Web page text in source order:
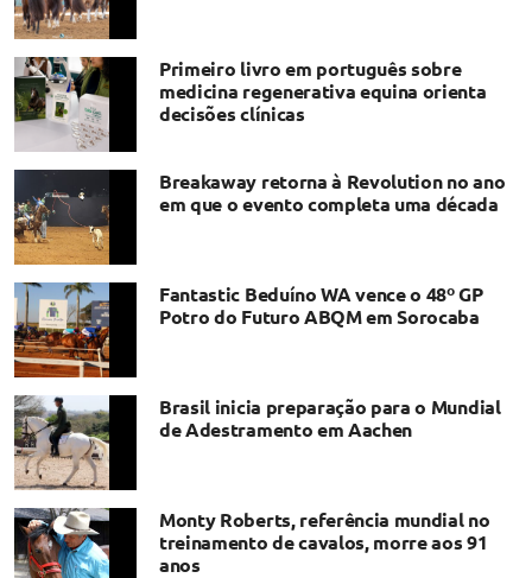
Primeiro livro em português sobre
medicina regenerativa equina orienta
decisões clínicas
Breakaway retorna à Revolution no ano
em que o evento completa uma década
Fantastic Beduíno WA vence o 48º GP
Potro do Futuro ABQM em Sorocaba
Brasil inicia preparação para o Mundial
de Adestramento em Aachen
Monty Roberts, referência mundial no
treinamento de cavalos, morre aos 91
anos